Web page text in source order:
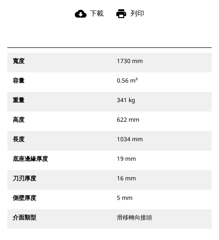
cloud_download 下載 print 列印
寬度 1730 mm
容量 0.56 m³
重量 341 kg
高度 622 mm
長度 1034 mm
底座邊緣厚度 19 mm
刀刃厚度 16 mm
側壁厚度 5 mm
介面類型 滑移轉向接頭